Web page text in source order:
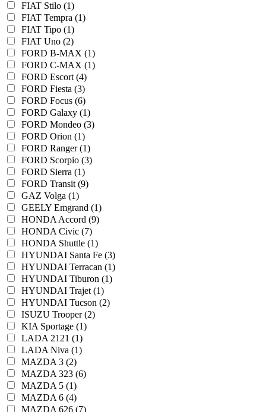
FIAT Stilo (1)
FIAT Tempra (1)
FIAT Tipo (1)
FIAT Uno (2)
FORD B-MAX (1)
FORD C-MAX (1)
FORD Escort (4)
FORD Fiesta (3)
FORD Focus (6)
FORD Galaxy (1)
FORD Mondeo (3)
FORD Orion (1)
FORD Ranger (1)
FORD Scorpio (3)
FORD Sierra (1)
FORD Transit (9)
GAZ Volga (1)
GEELY Emgrand (1)
HONDA Accord (9)
HONDA Civic (7)
HONDA Shuttle (1)
HYUNDAI Santa Fe (3)
HYUNDAI Terracan (1)
HYUNDAI Tiburon (1)
HYUNDAI Trajet (1)
HYUNDAI Tucson (2)
ISUZU Trooper (2)
KIA Sportage (1)
LADA 2121 (1)
LADA Niva (1)
MAZDA 3 (2)
MAZDA 323 (6)
MAZDA 5 (1)
MAZDA 6 (4)
MAZDA 626 (7)